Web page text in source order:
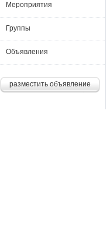
Мероприятия
Группы
Объявления
разместить объявление